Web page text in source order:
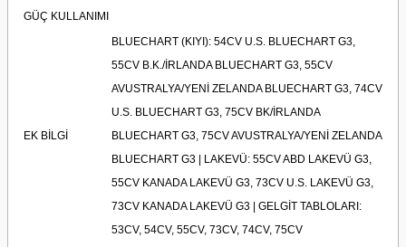
GÜÇ KULLANIMI
EK BİLGİ
BLUECHART (KIYI): 54CV U.S. BLUECHART G3,
55CV B.K./İRLANDA BLUECHART G3, 55CV
AVUSTRALYA/YENİ ZELANDA BLUECHART G3, 74CV
U.S. BLUECHART G3, 75CV BK/İRLANDA
BLUECHART G3, 75CV AVUSTRALYA/YENİ ZELANDA
BLUECHART G3 | LAKEVÜ: 55CV ABD LAKEVÜ G3,
55CV KANADA LAKEVÜ G3, 73CV U.S. LAKEVÜ G3,
73CV KANADA LAKEVÜ G3 | GELGİT TABLOLARI:
53CV, 54CV, 55CV, 73CV, 74CV, 75CV